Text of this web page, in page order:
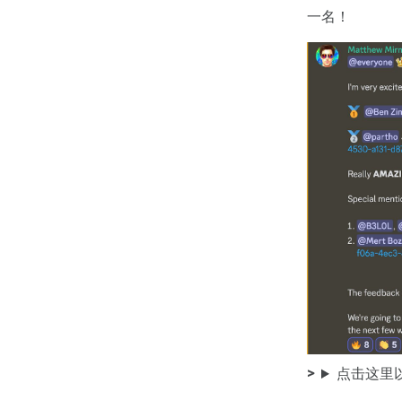
一名！
点击这里